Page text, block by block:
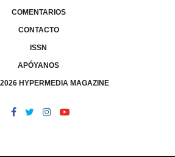
COMENTARIOS
CONTACTO
ISSN
APÓYANOS
HYPERMEDIA MAGAZINE